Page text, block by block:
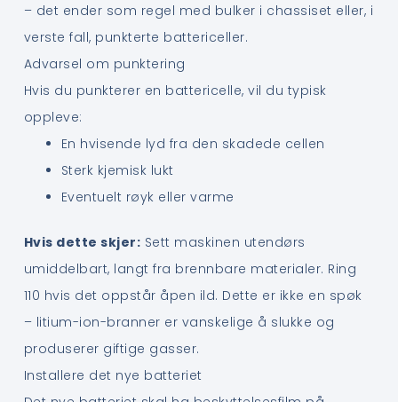
– det ender som regel med bulker i chassiset eller, i
verste fall, punkterte battericeller.
Advarsel om punktering
Hvis du punkterer en battericelle, vil du typisk
oppleve:
En hvisende lyd fra den skadede cellen
Sterk kjemisk lukt
Eventuelt røyk eller varme
Hvis dette skjer: Sett maskinen utendørs
umiddelbart, langt fra brennbare materialer. Ring
110 hvis det oppstår åpen ild. Dette er ikke en spøk
– litium-ion-branner er vanskelige å slukke og
produserer giftige gasser.
Installere det nye batteriet